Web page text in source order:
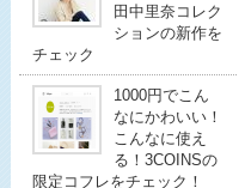
田中里奈コレク
ションの新作を
チェック
1000円でこん
なにかわいい！
こんなに使え
る！3COINSの
限定コフレをチェック！